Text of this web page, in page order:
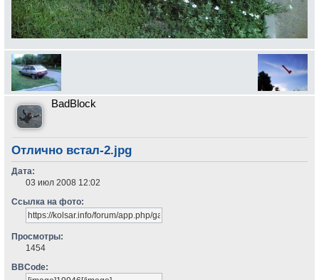
BadBlock
Отлично встал-2.jpg
Дата:
03 июл 2008 12:02
Ссылка на фото:
Просмотры:
1454
BBCode: